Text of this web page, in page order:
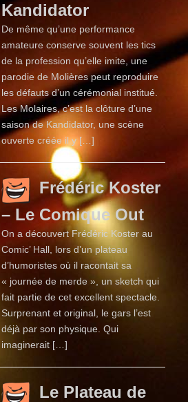
Kandidator
De même qu’une performance
amateure conserve souvent les tics
de la profession qu’elle imite, une
parodie de Molières peut reproduire
les défauts d’un cérémonial institué.
Les Molaires, c’est la clôture d’une
saison de Kandidator, une scène
ouverte créée il y […]
Frédéric Koster
– Le Comique Out
On a découvert Frédéric Koster au
Comic’ Hall, lors d’un plateau
d’humoristes où il racontait sa
« journée de merde », un sketch qui
fait partie de cet excellent spectacle.
Surprenant et original, le gars l’est
déjà par son physique. Qui
imaginerait […]
Le Plateau de